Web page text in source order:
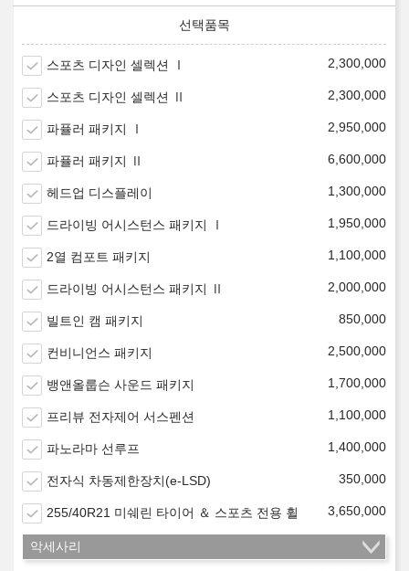
스포츠 디자인 셀렉션 Ⅰ 2,300,000
스포츠 디자인 셀렉션 Ⅱ 2,300,000
파퓰러 패키지 Ⅰ 2,950,000
파퓰러 패키지 Ⅱ 6,600,000
헤드업 디스플레이 1,300,000
드라이빙 어시스턴스 패키지 Ⅰ 1,950,000
2열 컴포트 패키지 1,100,000
드라이빙 어시스턴스 패키지 Ⅱ 2,000,000
빌트인 캠 패키지 850,000
컨비니언스 패키지 2,500,000
뱅앤올룹슨 사운드 패키지 1,700,000
프리뷰 전자제어 서스펜션 1,100,000
파노라마 선루프 1,400,000
전자식 차동제한장치(e-LSD) 350,000
255/40R21 미쉐린 타이어 ＆ 스포츠 전용 휠 3,650,000
악세사리